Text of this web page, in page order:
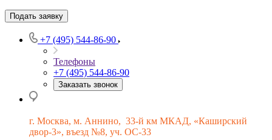
Подать заявку
+7 (495) 544-86-90
Телефоны
+7 (495) 544-86-90
Заказать звонок
г. Москва, м. Аннино, 33-й км МКАД, «Каширский
двор-3», въезд №8, уч. ОС-33